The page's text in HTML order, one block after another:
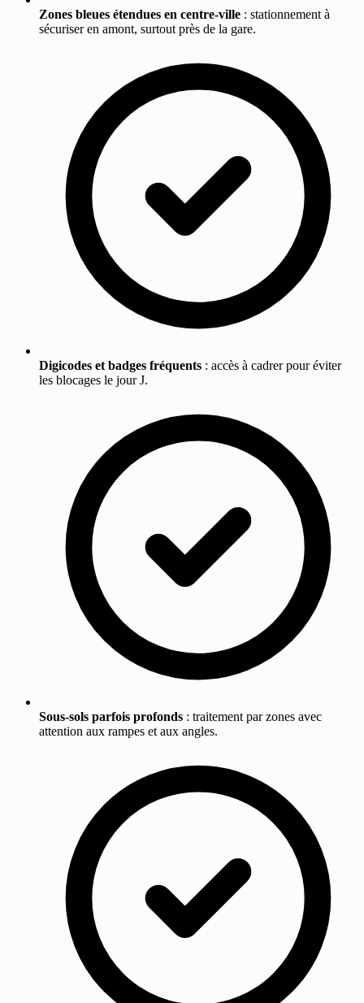
Zones bleues étendues en centre-ville : stationnement à
sécuriser en amont, surtout près de la gare.
Digicodes et badges fréquents : accès à cadrer pour éviter
les blocages le jour J.
Sous-sols parfois profonds : traitement par zones avec
attention aux rampes et aux angles.